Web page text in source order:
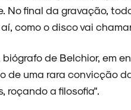
No final da gravação,
como o disco vai
de Belchior, em
de uma rara convicção
roçando a filosofia".